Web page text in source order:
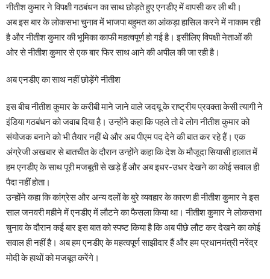
नीतीश कुमार ने विपक्षी गठबंधन का साथ छोड़ते हुए एनडीए में वापसी कर ली थी।
अब इस बार के लोकसभा चुनाव में भाजपा बहुमत का आंकड़ा हासिल करने में नाकाम रही
है और नीतीश कुमार की भूमिका काफी महत्वपूर्ण हो गई है। इसीलिए विपक्षी नेताओं की
ओर से नीतीश कुमार से एक बार फिर साथ आने की अपील की जा रही है।
अब एनडीए का साथ नहीं छोड़ेंगे नीतीश
इस बीच नीतीश कुमार के करीबी माने जाने वाले जदयू के राष्ट्रीय प्रवक्ता केसी त्यागी ने
इंडिया गठबंधन को जवाब दिया है। उन्होंने कहा कि पहले तो वे लोग नीतीश कुमार को
संयोजक बनाने को भी तैयार नहीं थे और अब पीएम पद देने की बात कर रहे हैं। एक
अंग्रेजी अखबार से बातचीत के दौरान उन्होंने कहा कि देश के मौजूदा सियासी हालात में
हम एनडीए के साथ पूरी मजबूती से खड़े हैं और अब इधर-उधर देखने का कोई सवाल ही
पैदा नहीं होता।
उन्होंने कहा कि कांग्रेस और अन्य दलों के बुरे व्यवहार के कारण ही नीतीश कुमार ने इस
साल जनवरी महीने में एनडीए में लौटने का फैसला किया था। नीतीश कुमार ने लोकसभा
चुनाव के दौरान कई बार इस बात को स्पष्ट किया है कि अब पीछे लौट कर देखने का कोई
सवाल ही नहीं है। अब हम एनडीए के महत्वपूर्ण साझीदार हैं और हम प्रधानमंत्री नरेंद्र
मोदी के हाथों को मजबूत करेंगे।